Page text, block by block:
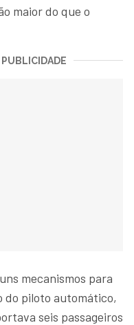
maior do que o
mecanismos para
do piloto automático,
seis passageiros